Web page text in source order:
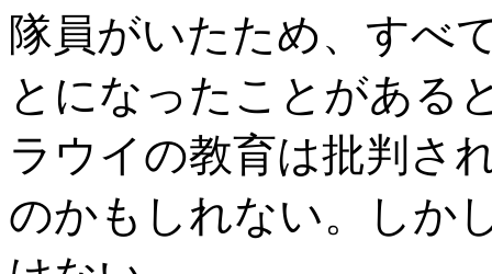
隊員がいたため、すべ
とになったことがある
ラウイの教育は批判さ
のかもしれない。しか